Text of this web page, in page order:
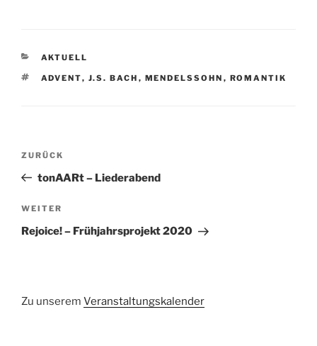
KATEGORIEN
AKTUELL
SCHLAGWÖRTER
ADVENT, J.S. BACH , MENDELSSOHN , ROMANTIK
Beitragsnavigation
Vorheriger
Beitrag
ZURÜCK
tonAARt – Liederabend
Nächster
Beitrag
WEITER
Rejoice! – Frühjahrsprojekt 2020
Zu unserem Veranstaltungskalender